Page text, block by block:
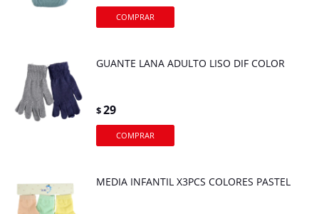
GUANTE LANA ADULTO LISO DIF COLOR
$29
MEDIA INFANTIL X3PCS COLORES PASTEL